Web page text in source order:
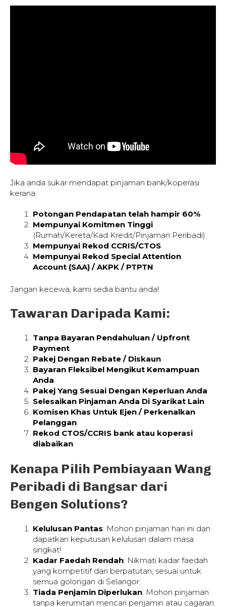
Jika anda sukar mendapat pinjaman bank/koperasi
kerana:
Potongan Pendapatan telah hampir 60%
Mempunyai Komitmen Tinggi
(Rumah/Kereta/Kad Kredit/Pinjaman Peribadi)
Mempunyai Rekod CCRIS/CTOS
Mempunyai Rekod Special Attention
Account (SAA) / AKPK / PTPTN
Jangan kecewa, kami sedia bantu anda!
Tawaran Daripada Kami:
Tanpa Bayaran Pendahuluan / Upfront
Payment
Pakej Dengan Rebate / Diskaun
Bayaran Fleksibel Mengikut Kemampuan
Anda
Pakej Yang Sesuai Dengan Keperluan Anda
Selesaikan Pinjaman Anda Di Syarikat Lain
Komisen Khas Untuk Ejen / Perkenalkan
Pelanggan
Rekod CTOS/CCRIS bank atau koperasi
diabaikan
Kenapa Pilih Pembiayaan Wang
Peribadi di Bangsar dari
Bengen Solutions?
Kelulusan Pantas: Mohon pinjaman hari ini dan
dapatkan keputusan kelulusan dalam masa
singkat!
Kadar Faedah Rendah: Nikmati kadar faedah
yang kompetitif dan berpatutan, sesuai untuk
semua golongan di Selangor.
Tiada Penjamin Diperlukan: Mohon pinjaman
tanpa kerumitan mencari penjamin atau cagaran.